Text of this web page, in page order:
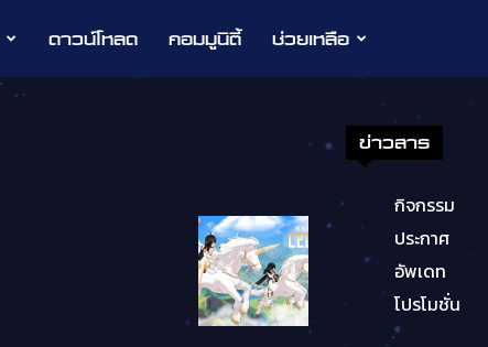
ดาวน์โหลด คอมมูนิตี้ ช่วยเหลือ
ข่าวสาร
กิจกรรม
ประกาศ
อัพเดท
โปรโมชั่น